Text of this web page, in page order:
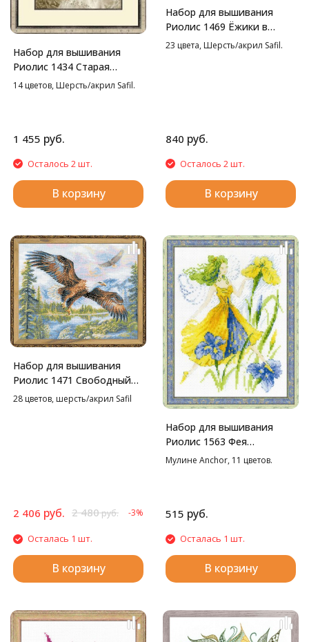
Набор для вышивания
Риолис 1434 Старая
фотография. Ривьера,
14 цветов, Шерсть/акрил Safil.
1 455 руб.
Осталось 2 шт.
В корзину
Набор для вышивания
Риолис 1469 Ёжики в
бруснике, 25*25 см
23 цвета, Шерсть/акрил Safil.
840 руб.
Осталось 2 шт.
В корзину
Набор для вышивания
Риолис 1471 Свободный
полет, 50*40 см
28 цветов, шерсть/акрил Safil
2 406 руб. 2 480руб. -3%
Осталась 1 шт.
В корзину
Набор для вышивания
Риолис 1563 Фея
солнечного дня, 15*20 см
Мулине Anchor, 11 цветов.
515 руб.
Осталась 1 шт.
В корзину